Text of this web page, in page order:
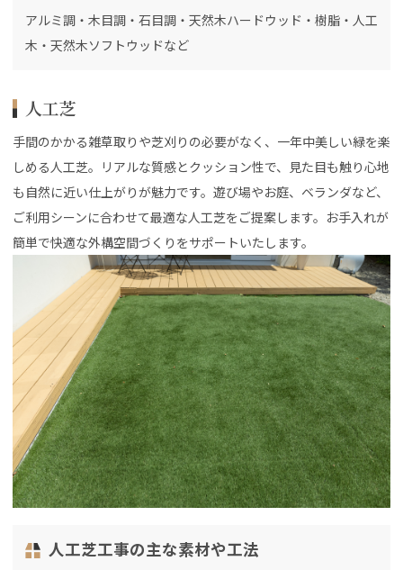
アルミ調・木目調・石目調・天然木ハードウッド・樹脂・人工
木・天然木ソフトウッドなど
人工芝
手間のかかる雑草取りや芝刈りの必要がなく、一年中美しい緑を楽
しめる人工芝。リアルな質感とクッション性で、見た目も触り心地
も自然に近い仕上がりが魅力です。遊び場やお庭、ベランダなど、
ご利用シーンに合わせて最適な人工芝をご提案します。お手入れが
簡単で快適な外構空間づくりをサポートいたします。
人工芝工事の主な素材や工法